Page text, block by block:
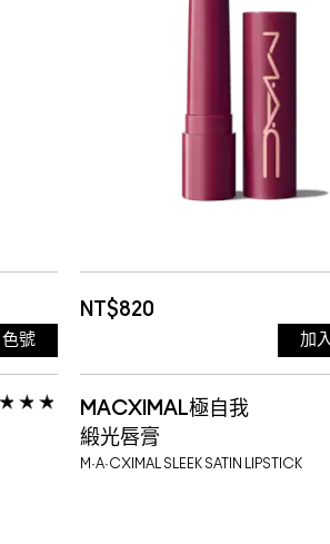
色號
NT$820
加
MACXIMAL極自我
緞光唇膏
M·A·CXIMAL SLEEK SATIN LIPSTICK